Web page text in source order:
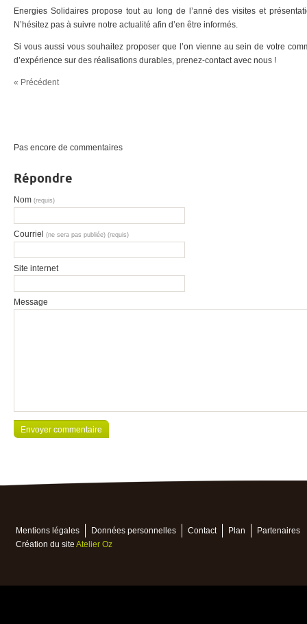
Energies Solidaires propose tout au long de l’anné des visites et
N’hésitez pas à suivre notre actualité afin d’en être informés.
Si vous aussi vous souhaitez proposer que l’on vienne au sein de votre
d’expérience sur des réalisations durables, prenez-contact avec nous !
« Précédent
Pas encore de commentaires
Répondre
Nom (requis)
Courriel (ne sera pas publiée) (requis)
Site internet
Message
Mentions légales Données personnelles Contact Plan
Partenaires
Création du site Atelier Oz